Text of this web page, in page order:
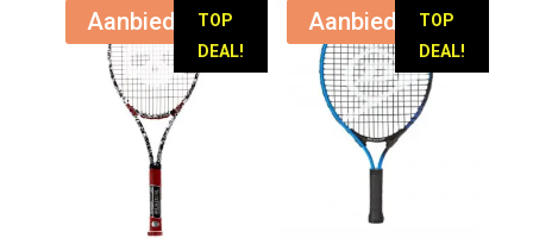
TOP
DEAL!
Aanbieding!
TOP
DEAL!
Aanbieding!